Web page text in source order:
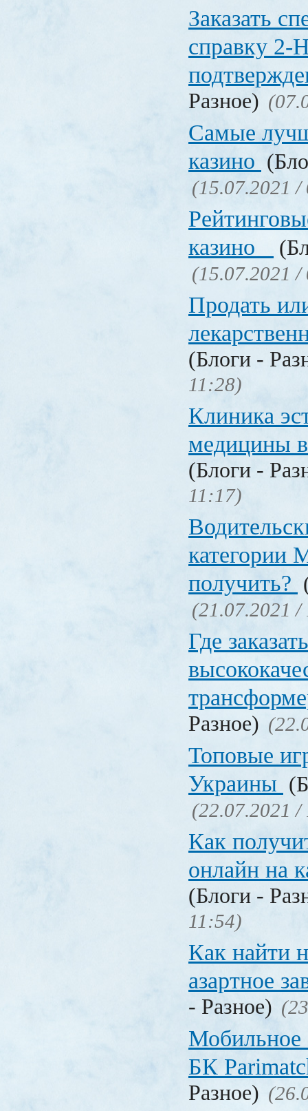
Заказать
справку
Разное)
Самые
казино
(15.07.2021 /
казино
(15.07.2021 /
Продать
(Блоги -
11:28)
Клиника
медицины
(Блоги -
11:17)
категории
получить?
(21.07.2021 /
Где заказать
Разное)
Топовые
Украины
(22.07.2021 /
Как
онлайн на
(Блоги -
11:54)
Как найти
азартное
- Разное)
Мобильное
БК
Разное)